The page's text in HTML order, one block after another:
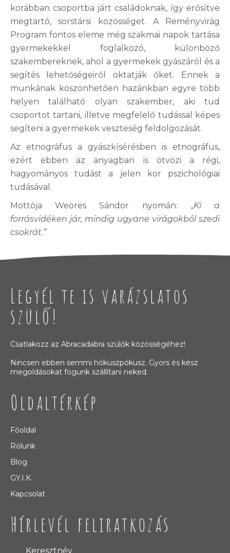
korábban csoportba járt családoknak, így erősítve
megtartó, sorstársi közösséget. A Reményvirág
Program fontos eleme még szakmai napok tartása
gyermekekkel foglalkozó, különböző
szakembereknek, ahol a gyermekek gyászáról és a
segítés lehetőségeiről oktatják őket. Ennek a
munkának köszönhetően hazánkban egyre több
helyen található olyan szakember, aki tud
csoportot tartani, illetve megfelelő tudással képes
segíteni a gyermekek veszteség feldolgozását.
Az etnográfus a gyászkísérésben is etnográfus,
ezért ebben az anyagban is ötvözi a régi,
hagyományos tudást a jelen kor pszichológiai
tudásával.
Mottója Weöres Sándor nyomán: „Ki a
forrásvidéken jár, mindig ugyane virágokból szedi
csokrát.”
Legyél te is varázslatos
szülő!
Csatlakozz az Abracadabra szülők közösségéhez!
Nincsen ebben semmi hókuszpókusz. Gyors és kész
megoldásokat fogunk szállítani neked.
Oldaltérkép
Főoldal
Rólunk
Blog
GY.I.K.
Kapcsolat
Hírlevél feliratkozás
Keresztnév